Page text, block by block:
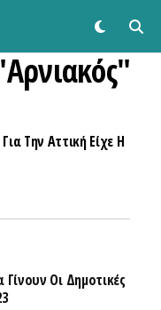
Την Αττική Είχε Η
Οι Δημοτικές